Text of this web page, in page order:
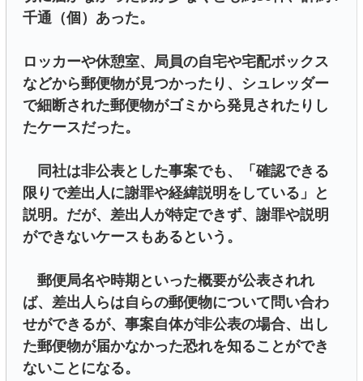
千通（個）あった。
ロッカーや休憩室、局員の自宅や宅配ボックス
などから郵便物が見つかったり、シュレッダー
で細断された郵便物がゴミから発見されたりし
たケースだった。
同社は非公表とした事案でも、「確認できる
限りで差出人に謝罪や経緯説明をしている」と
説明。だが、差出人が特定できず、謝罪や説明
ができないケースもあるという。
郵便局名や時期といった概要が公表されれ
ば、差出人らは自らの郵便物について問い合わ
せができるが、事案自体が非公表の場合、出し
た郵便物が届かなかった恐れを知ることができ
ないことになる。